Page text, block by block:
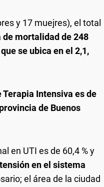
y 17 muejres), el total
de mortalidad de 248
se ubica en el 2,1,
Terapia Intensiva es de
de Buenos
en UTI es de 60,4 % y
en el sistema
el área de la ciudad